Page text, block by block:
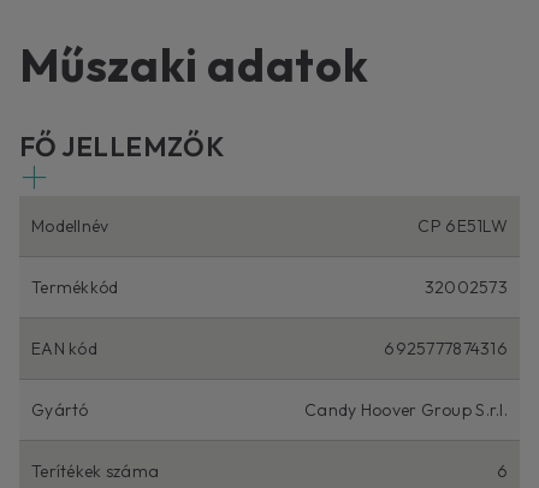
Műszaki adatok
FŐ JELLEMZŐK
Modellnév CP 6E51LW
Termékkód 32002573
EAN kód 6925777874316
Gyártó Candy Hoover Group S.r.l.
Terítékek száma 6